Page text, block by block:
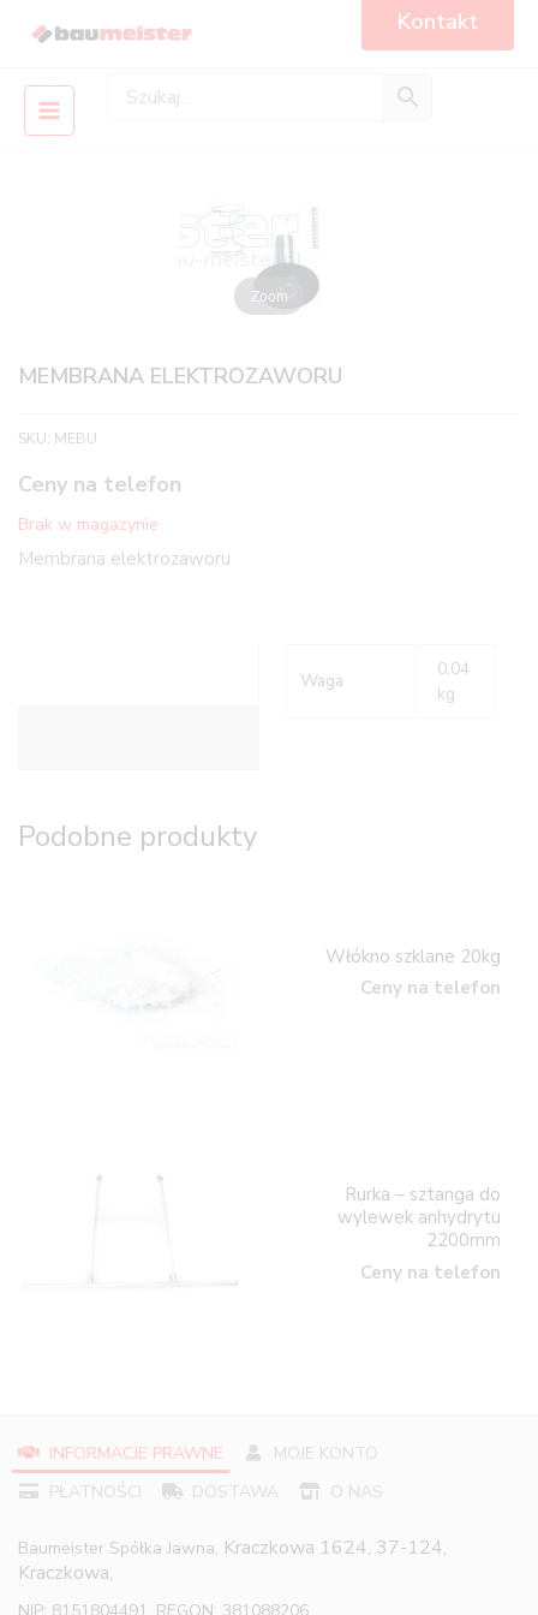
Kontakt
Main
Zoom
MEMBRANA ELEKTROZAWORU
SKU: MEBU
Ceny na telefon
Brak w magazynie
Membrana elektrozaworu
Waga
0,04
kg
Podobne produkty
Włókno szklane 20kg
Ceny na telefon
Rurka – sztanga do
wylewek anhydrytu
2200mm
Ceny na telefon
INFORMACJE PRAWNE
MOJE KONTO
PŁATNOŚCI
DOSTAWA O NAS
Baumeister Spółka Jawna, Kraczkowa 1624, 37-124,
Kraczkowa,